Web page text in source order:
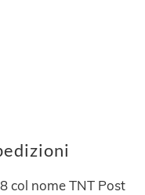
col nome TNT Post